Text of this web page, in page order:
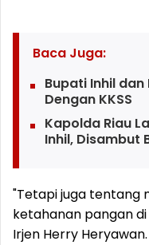
Baca Juga:
Bupati Inhil
Dengan KKSS
Kapolda Riau
Inhil, Disambut
"Tetapi juga tentang
ketahanan pangan
Irjen Herry Heryawan.